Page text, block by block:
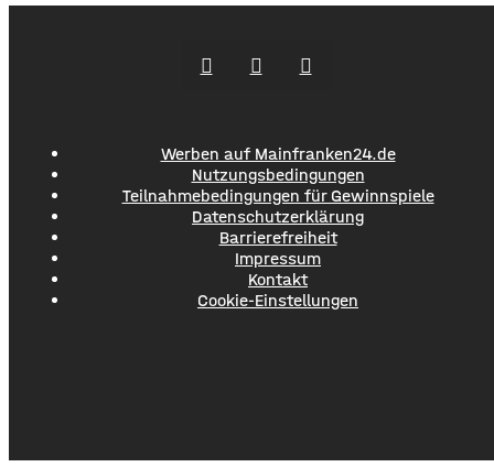
Werben auf Mainfranken24.de
Nutzungsbedingungen
Teilnahmebedingungen für Gewinnspiele
Datenschutzerklärung
Barrierefreiheit
Impressum
Kontakt
Cookie-Einstellungen